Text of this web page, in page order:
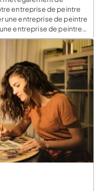
entreprise de peintre
une entreprise de peintre
entreprise de peintre
: D’être en capacité de
soit majeur, soit mineur
De […]